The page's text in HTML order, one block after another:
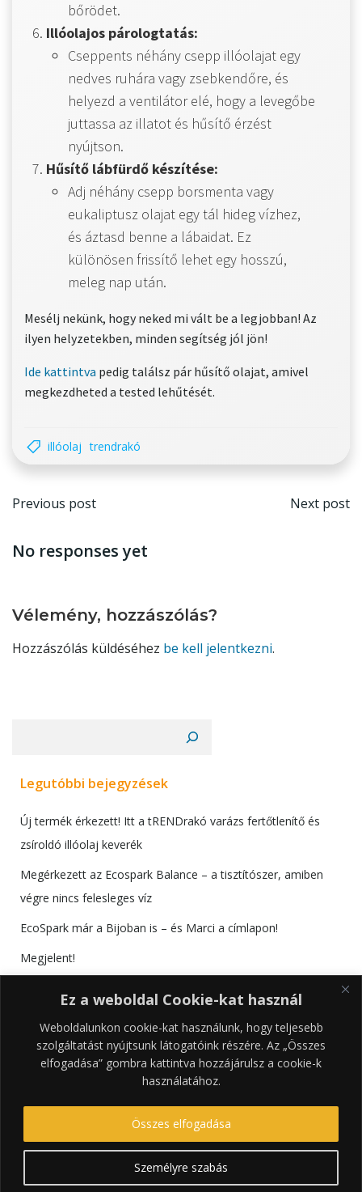
Ez a weboldal Cookie-kat használ
Weboldalunkon cookie-kat használunk, hogy teljesebb
szolgáltatást nyújtsunk látogatóink részére. Az „Összes
elfogadása” gombra kattintva hozzájárulsz a cookie-k
használatához.
Személyre szabás
Összes elfogadása
bőrödet.
Illóolajos párologtatás:
Cseppents néhány csepp illóolajat egy
nedves ruhára vagy zsebkendőre, és
helyezd a ventilátor elé, hogy a levegőbe
juttassa az illatot és hűsítő érzést
nyújtson.
Hűsítő lábfürdő készítése:
Adj néhány csepp borsmenta vagy
eukaliptusz olajat egy tál hideg vízhez,
és áztasd benne a lábaidat. Ez
különösen frissítő lehet egy hosszú,
meleg nap után.
Mesélj nekünk, hogy neked mi vált be a legjobban! Az
ilyen helyzetekben, minden segítség jól jön!
Ide kattintva pedig találsz pár hűsítő olajat, amivel
megkezdheted a tested lehűtését.
illóolaj trendrakó
Post
navigation
Previous post
Post
Next post
No responses yet
Vélemény, hozzászólás?
Hozzászólás küldéséhez be kell jelentkezni.
Legutóbbi bejegyzések
Új termék érkezett! Itt a tRENDrakó varázs fertőtlenítő és
zsíroldó illóolaj keverék
Megérkezett az Ecospark Balance – a tisztítószer, amiben
végre nincs felesleges víz
EcoSpark már a Bijoban is – és Marci a címlapon!
Megjelent!
© 2026 tRENDrakó. Created using WordPress and